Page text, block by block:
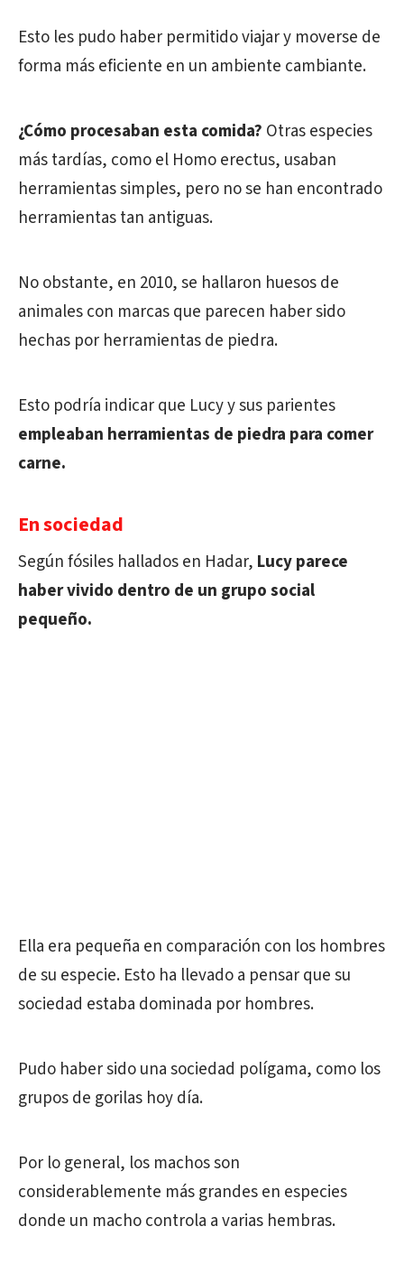
Esto les pudo haber permitido viajar y moverse de
forma más eficiente en un ambiente cambiante.
¿Cómo procesaban esta comida? Otras especies
más tardías, como el Homo erectus, usaban
herramientas simples, pero no se han encontrado
herramientas tan antiguas.
No obstante, en 2010, se hallaron huesos de
animales con marcas que parecen haber sido
hechas por herramientas de piedra.
Esto podría indicar que Lucy y sus parientes
empleaban herramientas de piedra para comer
carne.
En sociedad
Según fósiles hallados en Hadar, Lucy parece
haber vivido dentro de un grupo social
pequeño.
Ella era pequeña en comparación con los hombres
de su especie. Esto ha llevado a pensar que su
sociedad estaba dominada por hombres.
Pudo haber sido una sociedad polígama, como los
grupos de gorilas hoy día.
Por lo general, los machos son
considerablemente más grandes en especies
donde un macho controla a varias hembras.